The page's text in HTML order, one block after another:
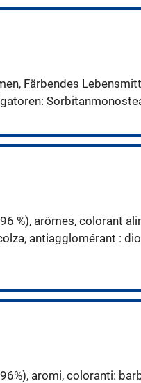
Färbendes
%), arômes, colorant
antiagglomérant :
aromi, coloranti: